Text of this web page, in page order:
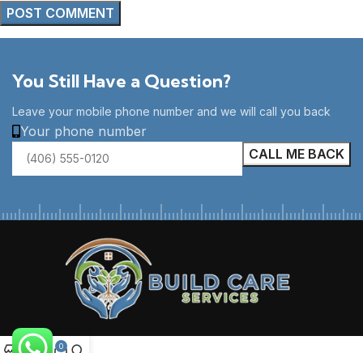
You Still Have a Question?
Leave your mobile phone number and we will call you back
Your phone number
0